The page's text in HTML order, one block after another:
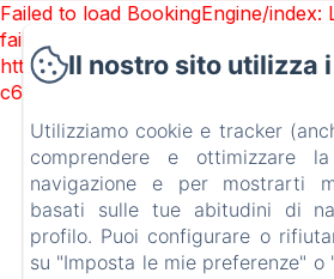
Failed to load BookingEngine/index:
failed. (missing:
https://
c6e932f9d3d27b65-
Il nostro sito utilizza
Utilizziamo cookie e tracker
comprendere e ottimizzare
navigazione e per mostrarti
basati sulle tue abitudini di
profilo. Puoi configurare o
su "Imposta le mie preferenze"